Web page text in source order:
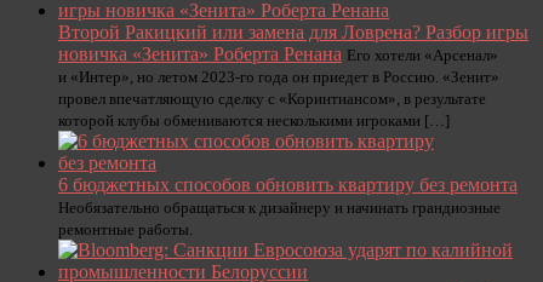
Второй Ракицкий или замена для Ловрена? Разбор игры
новичка «Зенита» Роберта Ренана Его хотели «Арсенал»
и «Интер», но летом 2023-го года он приедет в Россию. «Зенит»
провел впечатляющую сделку с «Коринтиансом», в результате
которой клубы обмениваются несколькими игроками […]
6 бюджетных способов обновить квартиру без ремонта
Необязательно обращаться к дизайнеру и начинать грандиозные
ремонтные работы.